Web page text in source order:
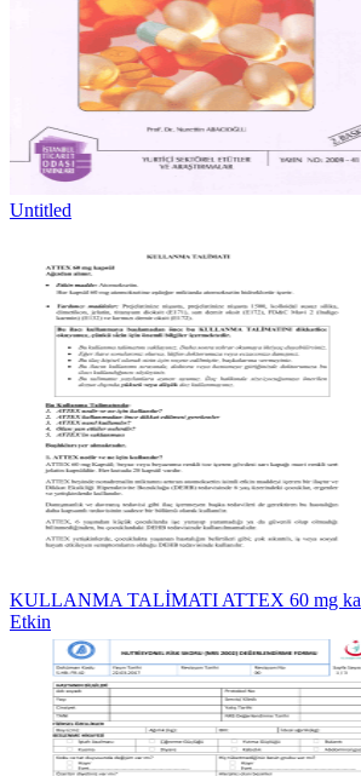
Untitled
KULLANMA TALİMATI ATTEX 60 mg
Etkin